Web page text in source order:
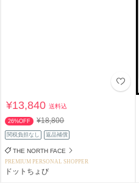
¥13,840送料込
26%OFF ¥18,800
関税負担なし 返品補償
THE NORTH FACE
PREMIUM PERSONAL SHOPPER
ドットちょび